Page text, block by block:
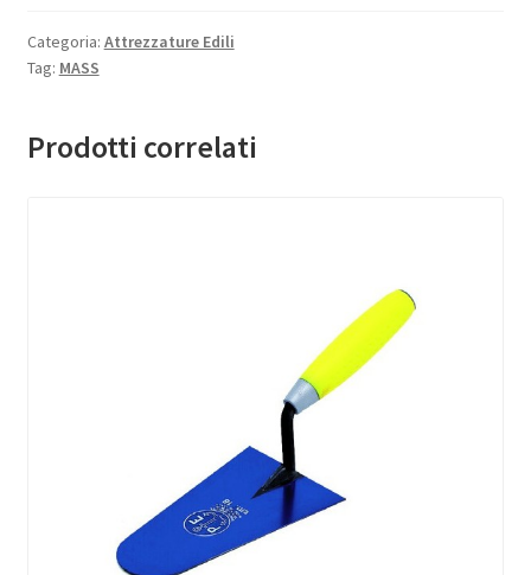
Categoria: Attrezzature Edili
Tag: MASS
Prodotti correlati